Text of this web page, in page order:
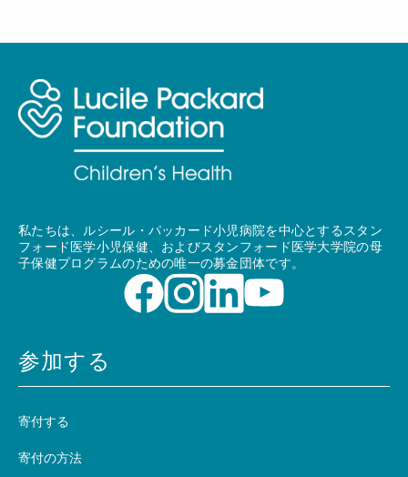
私たちは、ルシール・パッカード小児病院を中心とするスタン
フォード医学小児保健、およびスタンフォード医学大学院の母
子保健プログラムのための唯一の募金団体です。
参加する
寄付する
寄付の方法